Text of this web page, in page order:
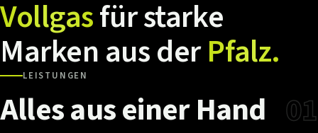
Vollgasfürstarke
MarkenausderPfalz.
LEISTUNGEN
AllesauseinerHand 01